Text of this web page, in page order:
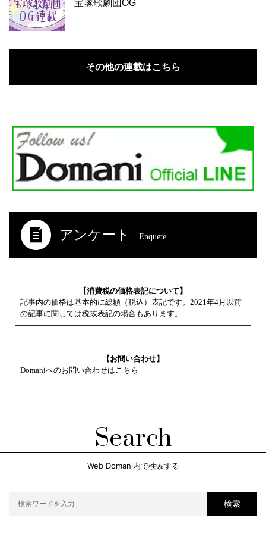
宝塚歌劇団OG
その他の連載はこちら
アンケート Enquete
【消費税の価格表記について】
記事内の価格は基本的に総額（税込）表記です。2021年4月以前
の記事に関しては税抜表記の場合もあります。
【お問い合わせ】
Domaniへのお問い合わせはこちら
Search
Web Domani内で検索する
検索